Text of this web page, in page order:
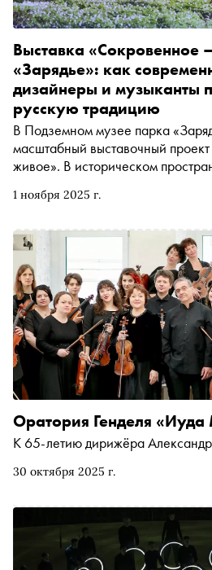
1 ноября 2025 г.
Выставка «Сокровенное
«Зарядье»: как
дизайнеры и музыканты
русскую традицию
В Подземном музее парка
масштабный выставочный
живое». В историческом
представлены работы более 20
запоминающиеся произведения, в
традиция получает новое, живое
30 октября 2025 г.
Оратория Генделя
К 65-летию дирижёра